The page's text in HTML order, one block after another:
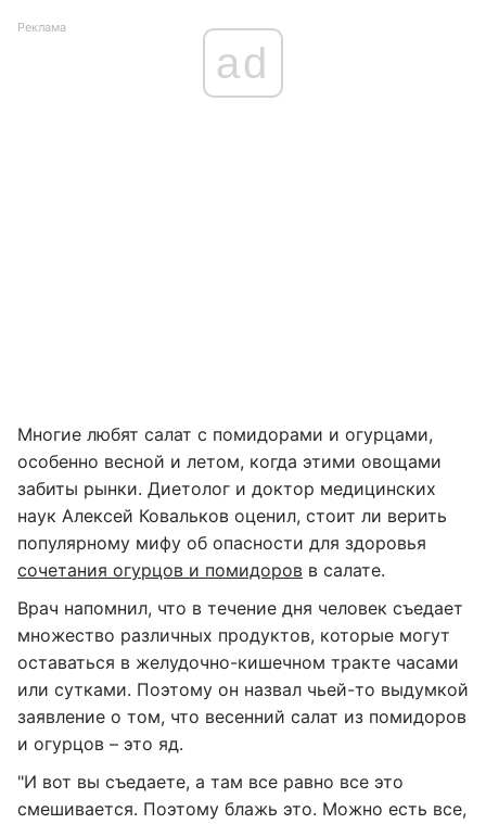
Реклама
ad
Многие любят салат с помидорами и огурцами,
особенно весной и летом, когда этими овощами
забиты рынки. Диетолог и доктор медицинских
наук Алексей Ковальков оценил, стоит ли верить
популярному мифу об опасности для здоровья
сочетания огурцов и помидоров в салате.
Врач напомнил, что в течение дня человек съедает
множество различных продуктов, которые могут
оставаться в желудочно-кишечном тракте часами
или сутками. Поэтому он назвал чьей-то выдумкой
заявление о том, что весенний салат из помидоров
и огурцов – это яд.
"И вот вы съедаете, а там все равно все это
смешивается. Поэтому блажь это. Можно есть все,